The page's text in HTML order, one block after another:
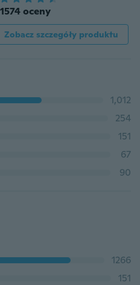
1574 oceny
Zobacz szczegóły produktu
1,012
254
151
67
90
1266
151